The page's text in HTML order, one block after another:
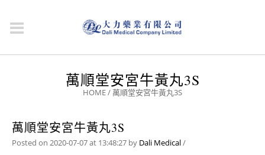
萬順堂安宮牛黃丸3S
HOME/萬順堂安宮牛黃丸3S
萬順堂安宮牛黃丸3S
Posted on 2020-07-07 at 13:48:27 by Dali Medical/